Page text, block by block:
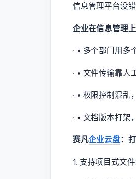
信息管理平台没
企业在信息管理上
· • 多个部门用多
· • 文件传输靠人
· • 权限控制混乱
· • 文档版本打架
赛凡企业云盘：
1. 支持项目式文